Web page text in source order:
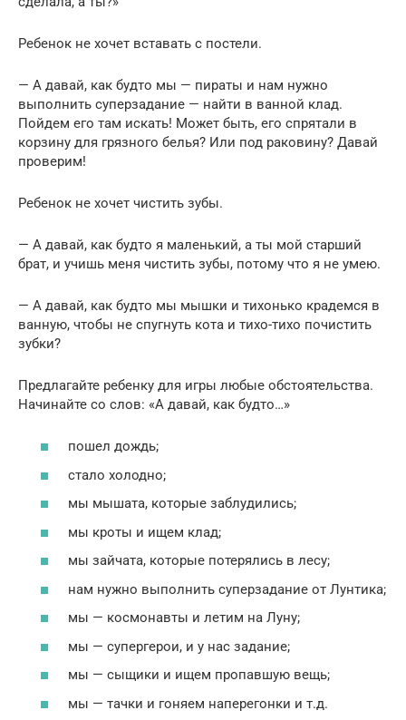
Ребенок не хочет вставать с постели.
— А давай, как будто мы — пираты и нам нужно
выполнить суперзадание — найти в ванной клад.
Пойдем его там искать! Может быть, его спрятали в
корзину для грязного белья? Или под раковину? Давай
проверим!
Ребенок не хочет чистить зубы.
— А давай, как будто я маленький, а ты мой старший
брат, и учишь меня чистить зубы, потому что я не умею.
— А давай, как будто мы мышки и тихонько крадемся в
ванную, чтобы не спугнуть кота и тихо-тихо почистить
зубки?
Предлагайте ребенку для игры любые обстоятельства.
Начинайте со слов: «А давай, как будто…»
пошел дождь;
стало холодно;
мы мышата, которые заблудились;
мы кроты и ищем клад;
мы зайчата, которые потерялись в лесу;
нам нужно выполнить суперзадание от Лунтика;
мы — космонавты и летим на Луну;
мы — супергерои, и у нас задание;
мы — сыщики и ищем пропавшую вещь;
мы — тачки и гоняем наперегонки и т.д.